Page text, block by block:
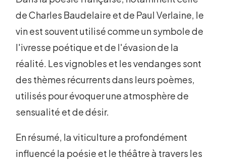
de Charles Baudelaire et de Paul Verlaine, le
vin est souvent utilisé comme un symbole de
l'ivresse poétique et de l'évasion de la
réalité. Les vignobles et les vendanges sont
des thèmes récurrents dans leurs poèmes,
utilisés pour évoquer une atmosphère de
sensualité et de désir.
En résumé, la viticulture a profondément
influencé la poésie et le théâtre à travers les